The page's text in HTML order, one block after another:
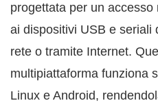
progettata per un
ai dispositivi USB e seriali
rete o tramite Internet.
multipiattaforma funziona
Linux e Android,